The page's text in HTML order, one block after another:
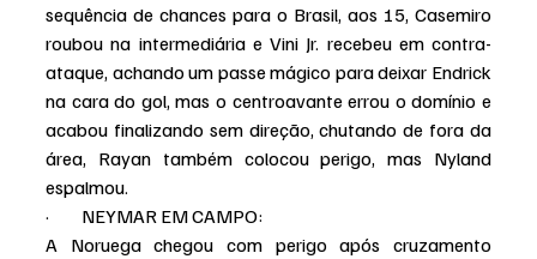
sequência de chances para o Brasil, aos 15, Casemiro
roubou na intermediária e Vini Jr. recebeu em contra-
ataque, achando um passe mágico para deixar Endrick
na cara do gol, mas o centroavante errou o domínio e
acabou finalizando sem direção, chutando de fora da
área, Rayan também colocou perigo, mas Nyland
espalmou.
·         NEYMAR EM CAMPO:
A Noruega chegou com perigo após cruzamento